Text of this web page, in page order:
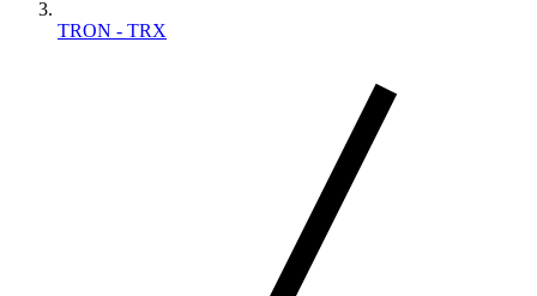
TRON - TRX